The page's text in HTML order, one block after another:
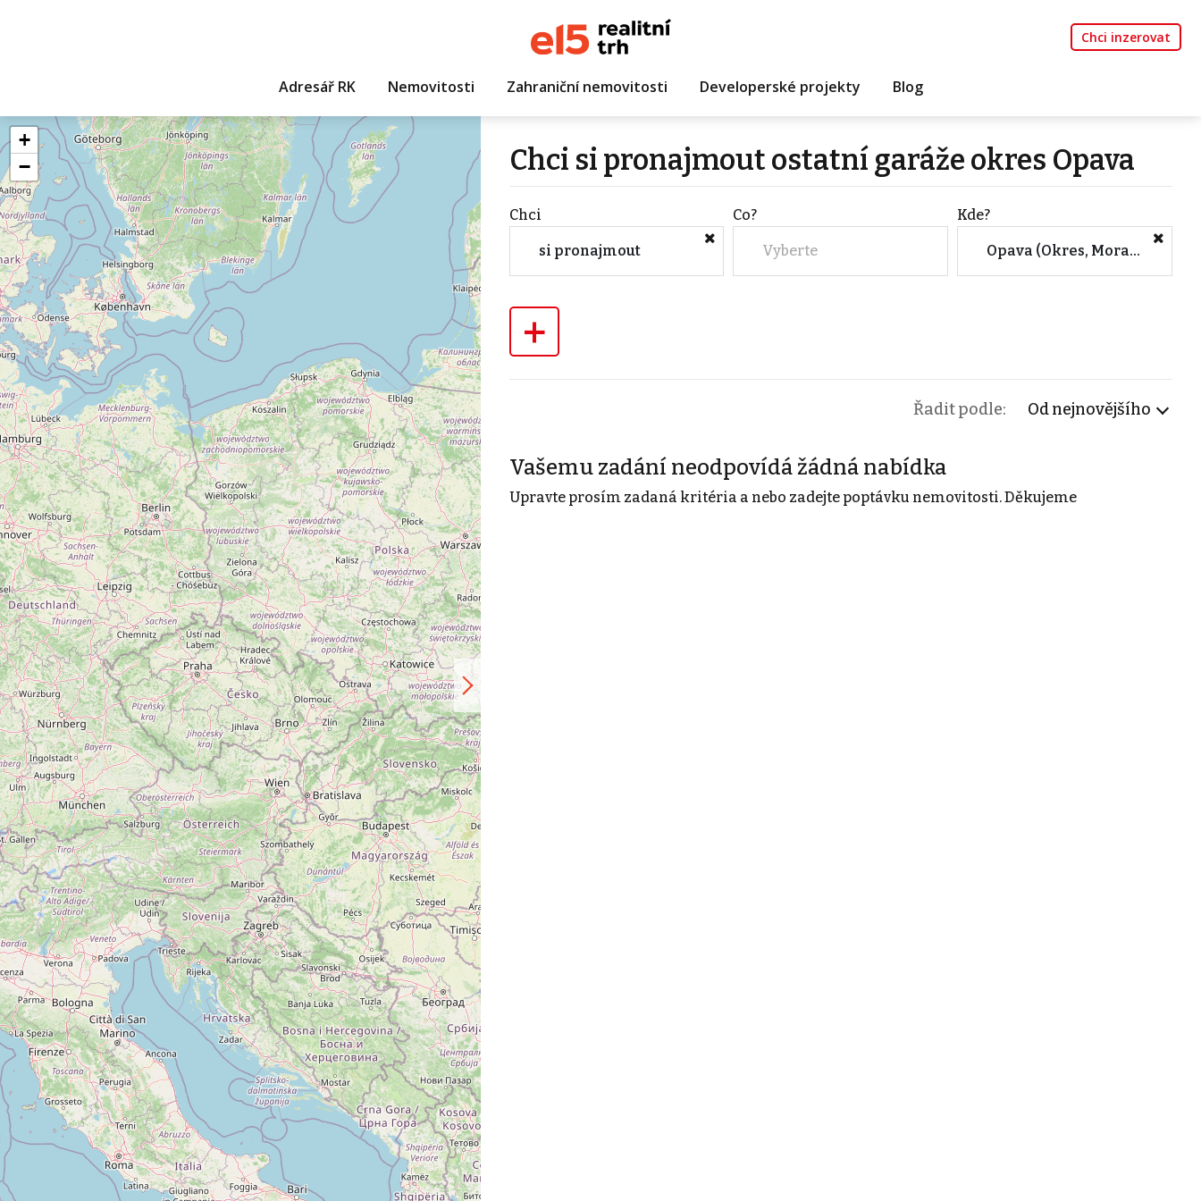
Chci inzerovat
Adresář RK Nemovitosti Zahraniční nemovitosti Developerské projekty Blog
+
−
Chci si pronajmout ostatní garáže okres Opava
Chci
si pronajmout
Co?
Vyberte
Kde?
Opava (Okres, Moravskoslezský kraj)
+
Řadit podle: Od nejnovějšího
Vašemu zadání neodpovídá žádná nabídka
Upravte prosím zadaná kritéria a nebo zadejte poptávku nemovitosti. Děkujeme